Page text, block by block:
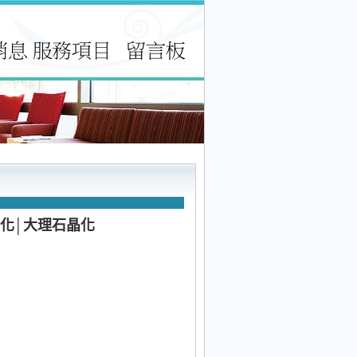
│大理石晶化